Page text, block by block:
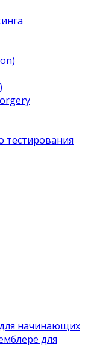
тестирования
начинающих
для